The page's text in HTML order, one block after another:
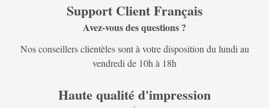
Support Client Français
Avez-vous des questions ?
Nos conseillers clientèles sont à votre disposition du lundi au
vendredi de 10h à 18h
Haute qualité d'impression